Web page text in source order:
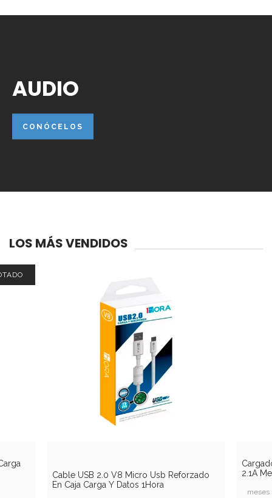
AUDIO
CONÓCELOS
LOS MÁS VENDIDOS
Cable USB 2.0 V8 Micro Usb Reforzado
En Caja Carga Y Datos 1Hora
2.1A
meses